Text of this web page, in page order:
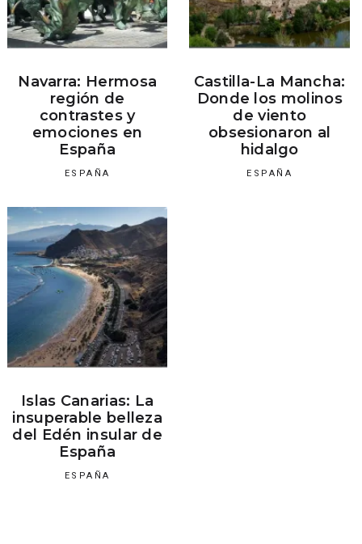
Navarra: Hermosa
región de
contrastes y
emociones en
España
ESPAÑA
Castilla-La Mancha:
Donde los molinos
de viento
obsesionaron al
hidalgo
ESPAÑA
Islas Canarias: La
insuperable belleza
del Edén insular de
España
ESPAÑA